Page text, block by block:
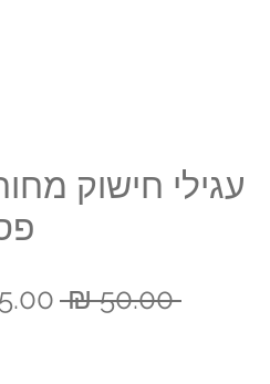
עגילי חישוק
‏50.00 ‏₪
מחיר